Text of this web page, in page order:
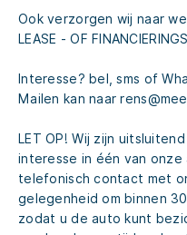
Ook verzorgen wij naar
LEASE - OF
Interesse? bel, sms of
Mailen kan naar
LET OP! Wij zijn
interesse in één van
telefonisch contact met
gelegenheid om binnen
zodat u de auto kunt